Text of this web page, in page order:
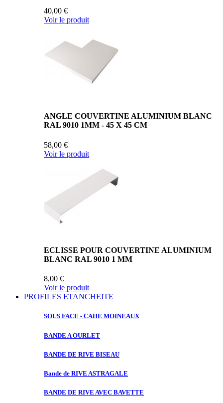
40,00 €
Voir le produit
ANGLE COUVERTINE ALUMINIUM BLANC
RAL 9010 1MM - 45 X 45 CM
58,00 €
Voir le produit
ECLISSE POUR COUVERTINE ALUMINIUM
BLANC RAL 9010 1 MM
8,00 €
Voir le produit
PROFILES ETANCHEITE
SOUS FACE - CAHE MOINEAUX
BANDE AOURLET
BANDE DE RIVE BISEAU
Bande de RIVE ASTRAGALE
BANDE DE RIVE AVEC BAVETTE